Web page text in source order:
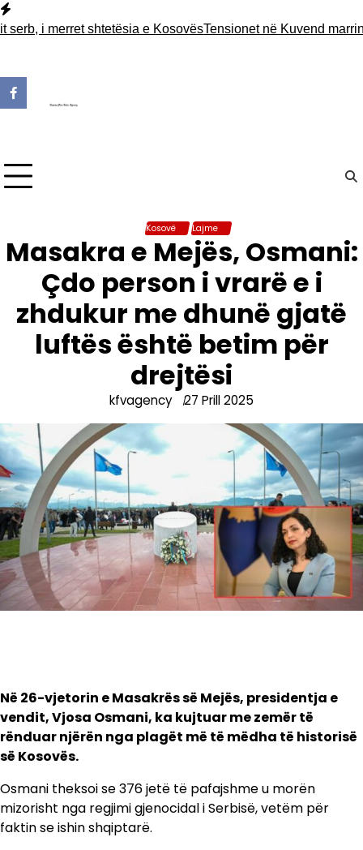
Skip
toi merret shtetësia e KosovësTensionet në Kuvend marrin
Kosovë Lajme
Masakra e Mejës, Osmani:
Çdo person i vrarë e i
zhdukur me dhunë gjatë
luftës është betim për
drejtësi
kfvagency 27 Prill 2025
Në 26-vjetorin e Masakrës së Mejës, presidentja e
vendit, Vjosa Osmani, ka kujtuar me zemër të
rënduar njërën nga plagët më të mëdha të historisë
së Kosovës.
Osmani theksoi se 376 jetë të pafajshme u morën
mizorisht nga regjimi gjenocidal i Serbisë, vetëm për
faktin se ishin shqiptarë.